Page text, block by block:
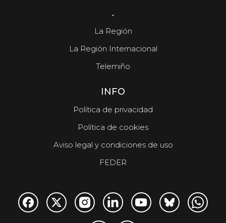
.
La Región
La Región Internacional
Telemiño
INFO
Política de privacidad
Política de cookies
Aviso legal y condiciones de uso
FEDER